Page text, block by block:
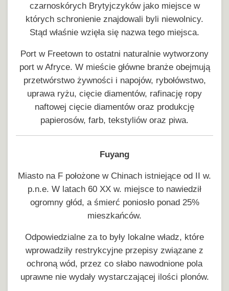
czarnoskórych Brytyjczyków jako miejsce w
których schronienie znajdowali byli niewolnicy.
Stąd właśnie wzięła się nazwa tego miejsca.
Port w Freetown to ostatni naturalnie wytworzony
port w Afryce. W mieście główne branże obejmują
przetwórstwo żywności i napojów, rybołówstwo,
uprawa ryżu, cięcie diamentów, rafinację ropy
naftowej cięcie diamentów oraz produkcję
papierosów, farb, tekstyliów oraz piwa.
Fuyang
Miasto na F położone w Chinach istniejące od II w.
p.n.e. W latach 60 XX w. miejsce to nawiedził
ogromny głód, a śmierć poniosło ponad 25%
mieszkańców.
Odpowiedzialne za to były lokalne władz, które
wprowadziły restrykcyjne przepisy związane z
ochroną wód, przez co słabo nawodnione pola
uprawne nie wydały wystarczającej ilości plonów.